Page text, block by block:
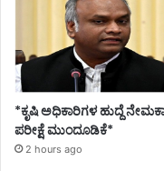
*ಕೃಷಿ ಅಧಿಕಾರಿಗಳ ಹುದ್ದೆ
ಪರೀಕ್ಷೆ ಮುಂದೂಡಿಕೆ*
2 hours ago